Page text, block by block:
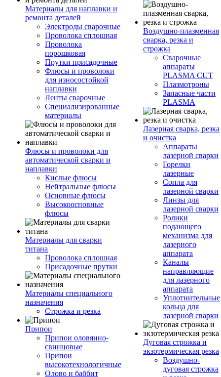
Материалы для наплавки и
ремонта деталей
Электроды сварочные
Проволока сплошная
Проволока
порошковая
Прутки присадочные
Флюсы и проволоки
для износостойкой
наплавки
Ленты сварочные
Специализированные
материалы
Флюсы и проволоки для
автоматической сварки и
наплавки
Кислые флюсы
Нейтральные флюсы
Основные флюсы
Высокоосновные
флюсы
Материалы для сварки
титана
Проволока сплошная
Присадочные прутки
Материалы специального
назначения
Строжка и резка
Припои
Припои оловянно-
свинцовые
Припои
высокотехнологичные
Олово и баббит
Воздушно-плазменная
сварка, резка и
строжка
Сварочные
аппараты
PLASMA CUT
Плазмотроны
Запасные части
PLASMA
Лазерная сварка, резка
и очистка
Аппараты
лазерной сварки
Горелки
лазерные
Сопла для
лазерной сварки
Линзы для
лазерной сварки
Ролики
подающего
механизма для
лазерного
аппарата
Каналы
направляющие
для лазерного
аппарата
Уплотнительные
кольца для
лазерной сварки
Дуговая строжка и
экзотермическая резка
Воздушно-
дуговая строжка